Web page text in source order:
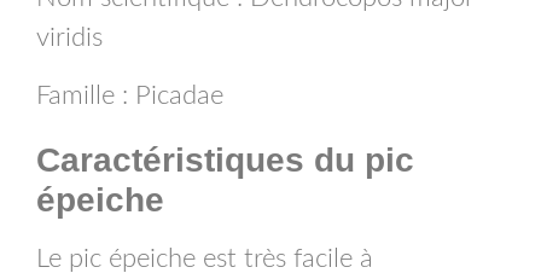
viridis
Famille : Picadae
Caractéristiques du pic
épeiche
Le pic épeiche est très facile à